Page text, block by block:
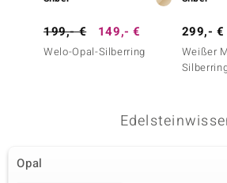
199,- € 149,- €
Welo-Opal-Silberring
299,- €
Weißer
Opal